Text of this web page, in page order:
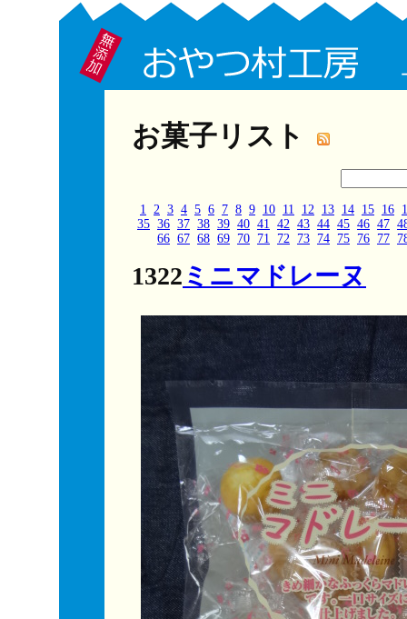
お菓子リスト
1 2 3 4 5 6 7 8 9 10 11 12 13 14 15 16
35 36 37 38 39 40 41 42 43 44 45 46 47
66 67 68 69 70 71 72 73 74 75 76 77
1322 ミニマドレーヌ